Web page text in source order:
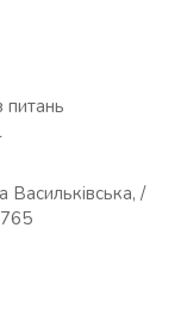
питань
Васильківська, /